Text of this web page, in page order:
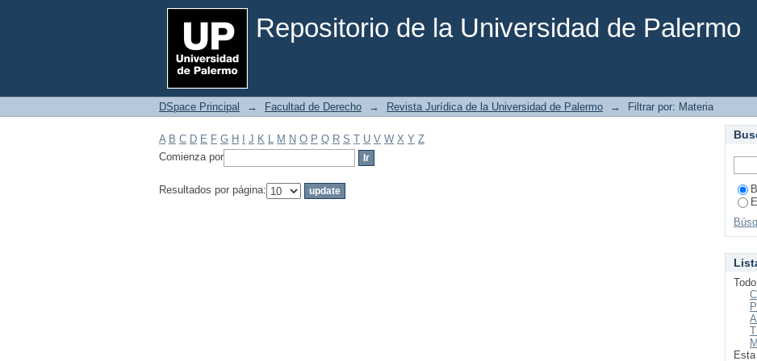
Repositorio de la Universidad de Palermo
Filtrar por: Materia
DSpace Principal → Facultad de Derecho → Revista Jurídica de la Universidad de Palermo → Filtrar por: Materia
A B C D E F G H J K L M N O P Q R S T U V W X Y Z
Comienza por
Resultados por página: